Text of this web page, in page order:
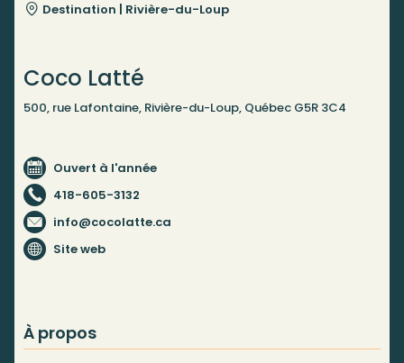
Destination | Rivière-du-Loup
Coco Latté
500, rue Lafontaine, Rivière-du-Loup, Québec G5R 3C4
Ouvert à l'année
418-605-3132
info@cocolatte.ca
Site web
À propos